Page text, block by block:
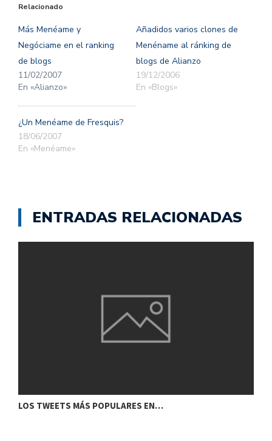
abre
una
ventana
nueva)
ventana
nueva)
Relacionado
Más Menéame y
Negóciame en el ranking
de blogs
11/02/2007
En «Alianzo»
Añadidos varios clones de
Menéname al ránking de
blogs de Alianzo
19/12/2006
En «Blogs»
¿Un Menéame de Fresquis?
18/06/2007
En «Menéame»
ENTRADAS RELACIONADAS
LOS TWEETS MÁS POPULARES EN…